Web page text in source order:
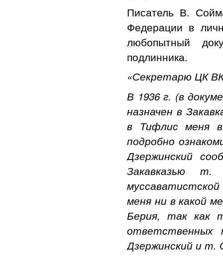
Писатель В.
Федерации в
любопытный
подлинника.
«Секретарю ЦК
В 1936 г. (в
назначен в
в Тифлис меня
подробно
Дзержинский
Закавказью
меня ни в какой
Берия, так как
Дзержинский и т.